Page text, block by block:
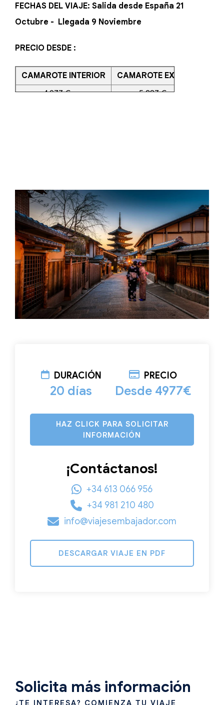
FECHAS DEL VIAJE: Salida desde España 21
Octubre - Llegada 9 Noviembre
PRECIO DESDE :
CAMAROTE INTERIOR CAMAROTE EXTERIOR
4.977 € p.p
5.287 € p.p
DURACIÓN
20 días
PRECIO
Desde 4977€
HAZ CLICK PARA SOLICITAR
INFORMACIÓN
¡Contáctanos!
+34 613 066 956
+34 981 210 480
info@viajesembajador.com
DESCARGAR VIAJE EN PDF
Solicita más información
¿TE INTERESA? COMIENZA TU VIAJE